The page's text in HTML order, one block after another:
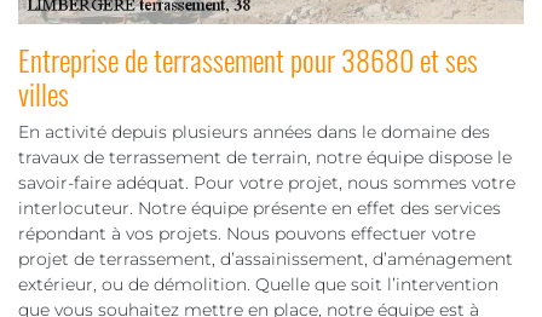
Entreprise de terrassement pour 38680 et ses
villes
En activité depuis plusieurs années dans le domaine des
travaux de terrassement de terrain, notre équipe dispose le
savoir-faire adéquat. Pour votre projet, nous sommes votre
interlocuteur. Notre équipe présente en effet des services
répondant à vos projets. Nous pouvons effectuer votre
projet de terrassement, d’assainissement, d’aménagement
extérieur, ou de démolition. Quelle que soit l’intervention
que vous souhaitez mettre en place, notre équipe est à